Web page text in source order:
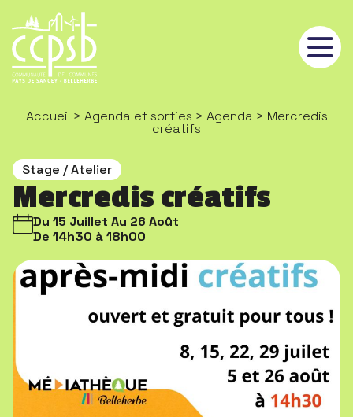
Accueil > Agenda et sorties > Agenda> Mercredis
créatifs
Stage / Atelier
Mercredis créatifs
Du 15 Juillet Au 26 Août
De 14h30 à 18h00
Panneau de gestion des cookies